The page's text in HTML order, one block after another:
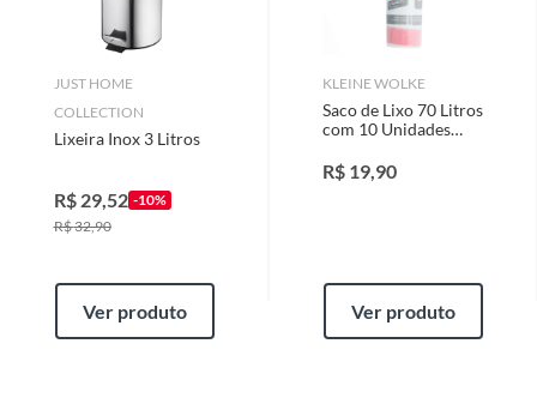
JUST HOME
COLLECTION
Lixeira Inox 3 Litros
R$ 29,52 -10%
R$32,90
Ver produto
KLEINE WOLKE
Saco de Lixo 70 Litros
com 10 Unidades
Wolke
R$ 19,90
Ver produto